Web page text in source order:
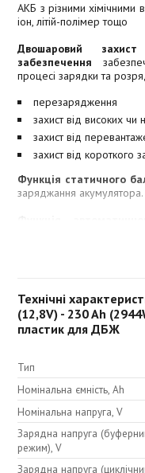
АКБ з різними хімічними
іон, літій-полімер тощо
Двошаровий
забезпечення
процесі зарядки та
перезарядження
захист від високих чи
захист від
захист від короткого
Функція статичного
заряджання акумулятора.
керування
Внутрішній датчик
контроль
Bluetooth з ізольованим
інформація про стан АКБ:
контроль рівня заряду
повідомлення про
Технічні
(12,8V) - 230 Ah
пластик для ДБЖ
Тип
Номінальна ємність, Ah
Номінальна напруга, V
Зарядна напруга
режим), V
Зарядна напруга